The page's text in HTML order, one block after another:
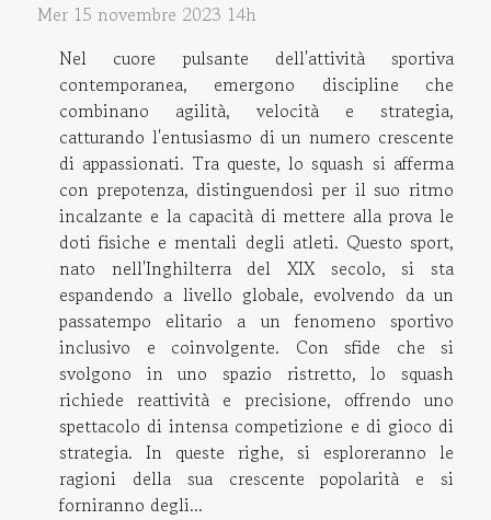
Mer 15 novembre 2023 14h
Nel cuore pulsante dell'attività sportiva
contemporanea, emergono discipline che
combinano agilità, velocità e strategia,
catturando l'entusiasmo di un numero crescente
di appassionati. Tra queste, lo squash si afferma
con prepotenza, distinguendosi per il suo ritmo
incalzante e la capacità di mettere alla prova le
doti fisiche e mentali degli atleti. Questo sport,
nato nell'Inghilterra del XIX secolo, si sta
espandendo a livello globale, evolvendo da un
passatempo elitario a un fenomeno sportivo
inclusivo e coinvolgente. Con sfide che si
svolgono in uno spazio ristretto, lo squash
richiede reattività e precisione, offrendo uno
spettacolo di intensa competizione e di gioco di
strategia. In queste righe, si esploreranno le
ragioni della sua crescente popolarità e si
forniranno degli...